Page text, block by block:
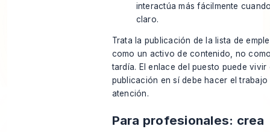
interactúa más fácilmente
claro.
Trata la publicación de la lista de
como un activo de contenido, no
tardía. El enlace del puesto puede vivir
publicación en sí debe hacer el
atención.
Para profesionales: crea